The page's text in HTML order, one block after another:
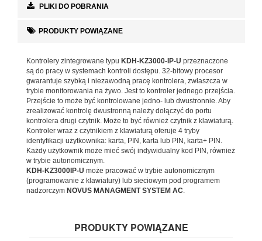
PLIKI DO POBRANIA
PRODUKTY POWIĄZANE
Kontrolery zintegrowane typu KDH-KZ3000-IP-U przeznaczone
są do pracy w systemach kontroli dostępu. 32-bitowy procesor
gwarantuje szybką i niezawodną pracę kontrolera, zwłaszcza w
trybie monitorowania na żywo. Jest to kontroler jednego przejścia.
Przejście to może być kontrolowane jedno- lub dwustronnie. Aby
zrealizować kontrolę dwustronną należy dołączyć do portu
kontrolera drugi czytnik. Może to być również czytnik z klawiaturą.
Kontroler wraz z czytnikiem z klawiaturą oferuje 4 tryby
identyfikacji użytkownika: karta, PIN, karta lub PIN, karta+ PIN.
Każdy użytkownik może mieć swój indywidualny kod PIN, również
w trybie autonomicznym.
KDH-KZ3000IP-U może pracować w trybie autonomicznym
(programowanie z klawiatury) lub sieciowym pod programem
nadzorczym NOVUS MANAGMENT SYSTEM AC
PRODUKTY POWIĄZANE